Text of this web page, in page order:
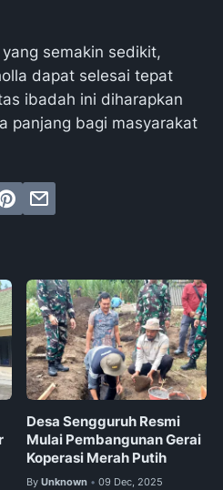
semakin sedikit,
dapat selesai tepat
ibadah ini diharapkan
panjang bagi masyarakat
Desa Sengguruh Resmi
Mulai Pembangunan Gerai
Koperasi Merah Putih
By Unknown • 09 Dec, 2025